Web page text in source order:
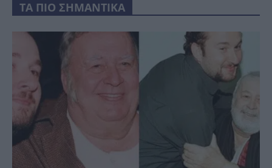
ΤΑ ΠΙΟ ΣΗΜΑΝΤΙΚΑ